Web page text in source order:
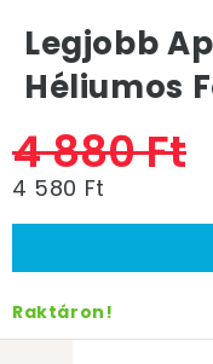
Legjobb
Héliumos
4 880 Ft
4 580 Ft
Raktáron!